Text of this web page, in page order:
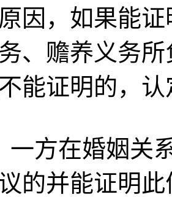
因，如果能
、赡养义务
能证明的，
在婚姻关系
的并能证明